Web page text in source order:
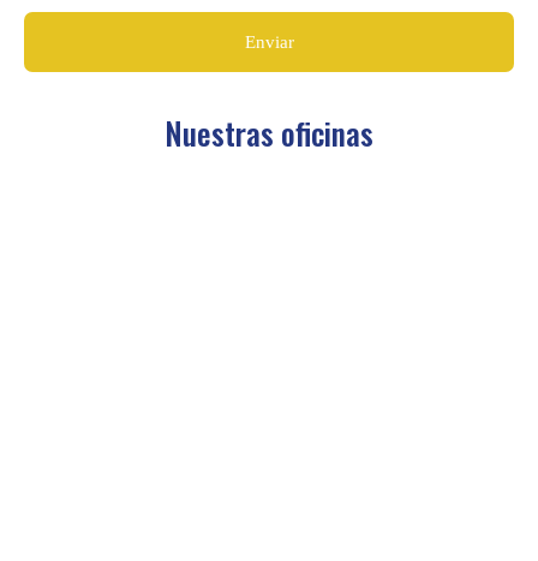
Nuestras oficinas